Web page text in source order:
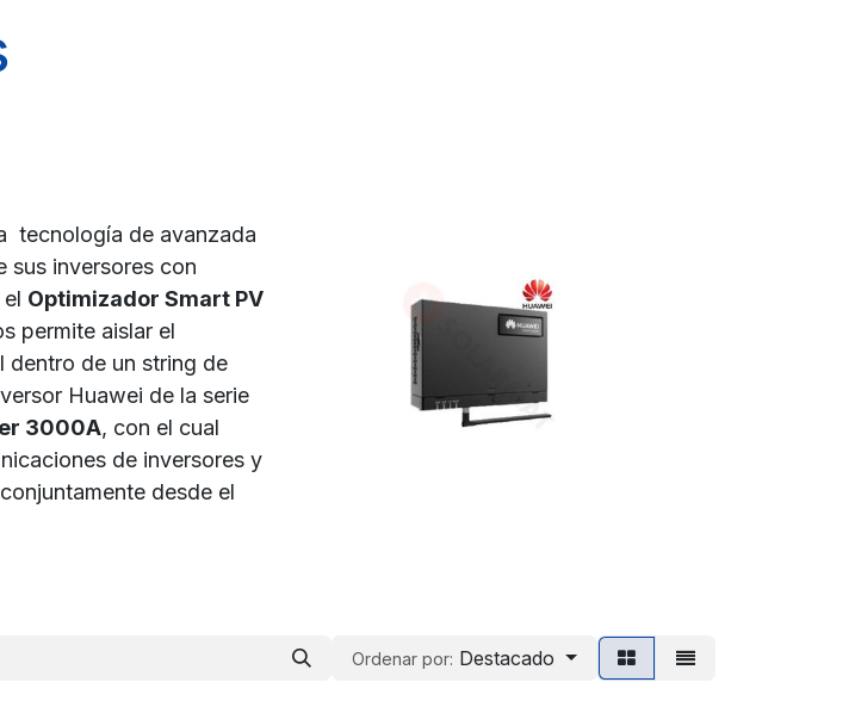
tecnología de avanzada
sus inversores con
Optimizador Smart PV
permite aislar el
dentro de un string de
Huawei de la serie
3000A, con el cual
de inversores y
desde el
Ordenar por: Destacado